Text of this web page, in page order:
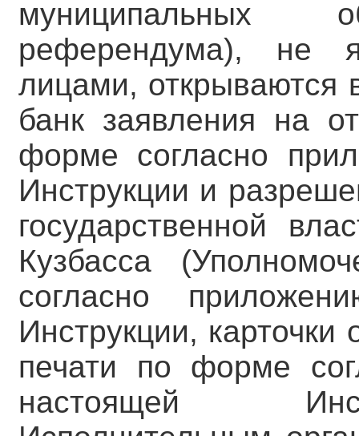
муниципальных
референдума), не
лицами, открываются
банк заявления на
форме согласно
Инструкции и
государственной
Кузбасса
согласно
Инструкции, карточки
печати по форме
настоящей